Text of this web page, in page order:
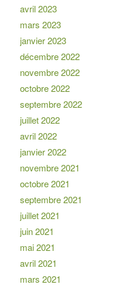
avril 2023
mars 2023
janvier 2023
décembre 2022
novembre 2022
octobre 2022
septembre 2022
juillet 2022
avril 2022
janvier 2022
novembre 2021
octobre 2021
septembre 2021
juillet 2021
juin 2021
mai 2021
avril 2021
mars 2021